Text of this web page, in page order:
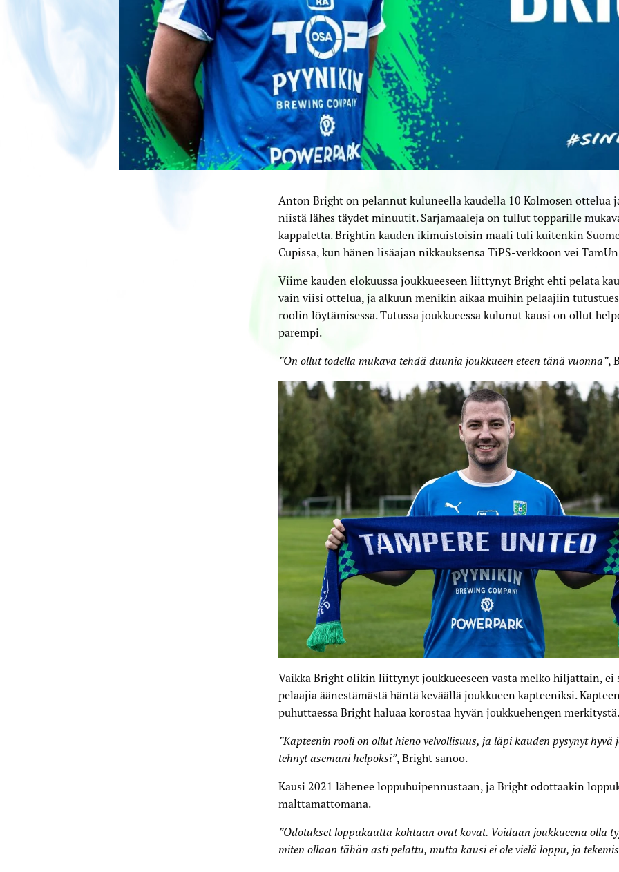
Anton Bright on pelannut kuluneella kaudella 10 Kolmosen ottelua
niistä lähes täydet minuutit. Sarjamaaleja on tullut topparille
kappaletta. Brightin kauden ikimuistoisin maali tuli kuitenkin
Cupissa, kun hänen lisäajan nikkauksensa TiPS-verkkoon vei
Viime kauden elokuussa joukkueeseen liittynyt Bright ehti pelata
vain viisi ottelua, ja alkuun menikin aikaa muihin pelaajiin
roolin löytämisessa. Tutussa joukkueessa kulunut kausi on ollut
parempi.
”On ollut todella mukava tehdä duunia joukkueen eteen tänä vuonna”,
Vaikka Bright olikin liittynyt joukkueeseen vasta melko hiljattain, ei
pelaajia äänestämästä häntä keväällä joukkueen kapteeniksi.
puhuttaessa Bright haluaa korostaa hyvän joukkuehengen merkitystä.
”Kapteenin rooli on ollut hieno velvollisuus, ja läpi kauden pysynyt hyvä
tehnyt asemani helpoksi”, Bright sanoo.
Kausi 2021 lähenee loppuhuipennustaan, ja Bright odottaakin
malttamattomana.
”Odotukset loppukautta kohtaan ovat kovat. Voidaan joukkueena olla
miten ollaan tähän asti pelattu, mutta kausi ei ole vielä loppu, ja